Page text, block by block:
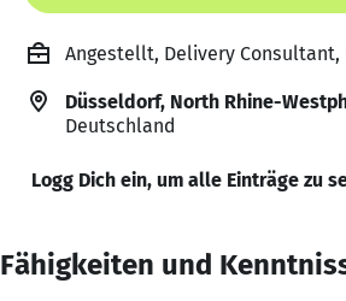
Angestellt, Delivery Consultant,
Düsseldorf, North Rhine-
Deutschland
Logg Dich ein, um alle Einträge zu
Fähigkeiten und